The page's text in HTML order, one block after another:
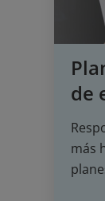
de
más